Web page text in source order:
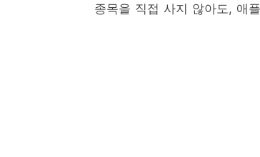
종목을 직접 사지 않아도, 애